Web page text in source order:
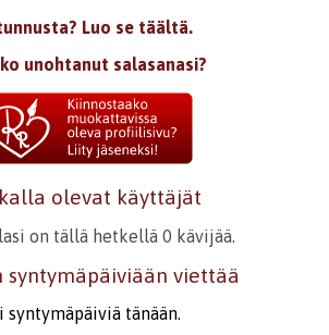
Luo se täältä.
unohtanut salasanasi?
olevat käyttäjät
on tällä hetkellä 0 kävijää.
syntymäpäiviään viettää
syntymäpäiviä tänään.